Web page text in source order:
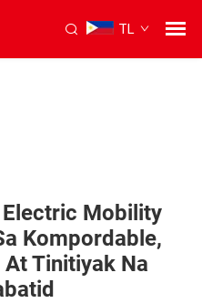
TL
Mobility
Kompordable,
Tinitiyak Na